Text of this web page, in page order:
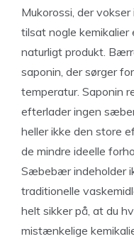
Mukorossi, der
tilsat nogle
naturligt produkt.
saponin, der sørger
temperatur. Saponin
efterlader ingen
heller ikke den store
de mindre ideelle
Sæbebær indeholder
traditionelle
helt sikker på, at du
mistænkelige